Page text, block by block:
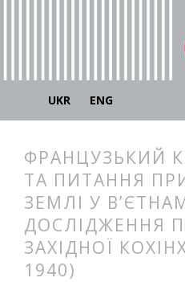
UKR ENG
ФРАНЦУЗЬКИЙ
ТА ПИТАННЯ
ЗЕМЛІ У
ДОСЛІДЖЕННЯ
ЗАХІДНОЇ
1940)